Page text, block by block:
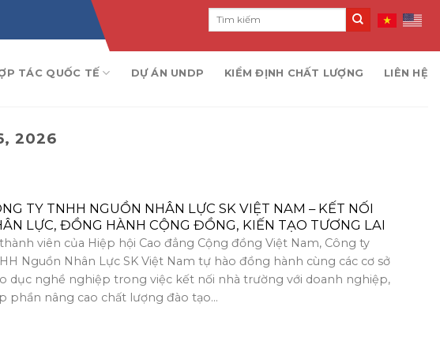
TÁC QUỐC TẾ DỰ ÁN UNDP KIỂM ĐỊNH CHẤT LƯỢNG LIÊN HỆ
2026
TY TNHH NGUỒN NHÂN LỰC SK VIỆT NAM – KẾT NỐI
LỰC, ĐỒNG HÀNH CỘNG ĐỒNG, KIẾN TẠO TƯƠNG LAI
thành viên của Hiệp hội Cao đẳng Cộng đồng Việt Nam, Công ty
Nguồn Nhân Lực SK Việt Nam tự hào đồng hành cùng các cơ sở
dục nghề nghiệp trong việc kết nối nhà trường với doanh nghiệp,
phần nâng cao chất lượng đào tạo...